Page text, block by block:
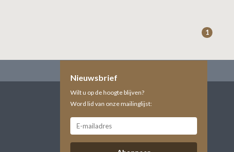
1
Nieuwsbrief
Wilt u op de hoogte blijven?
Word lid van onze mailinglijst: